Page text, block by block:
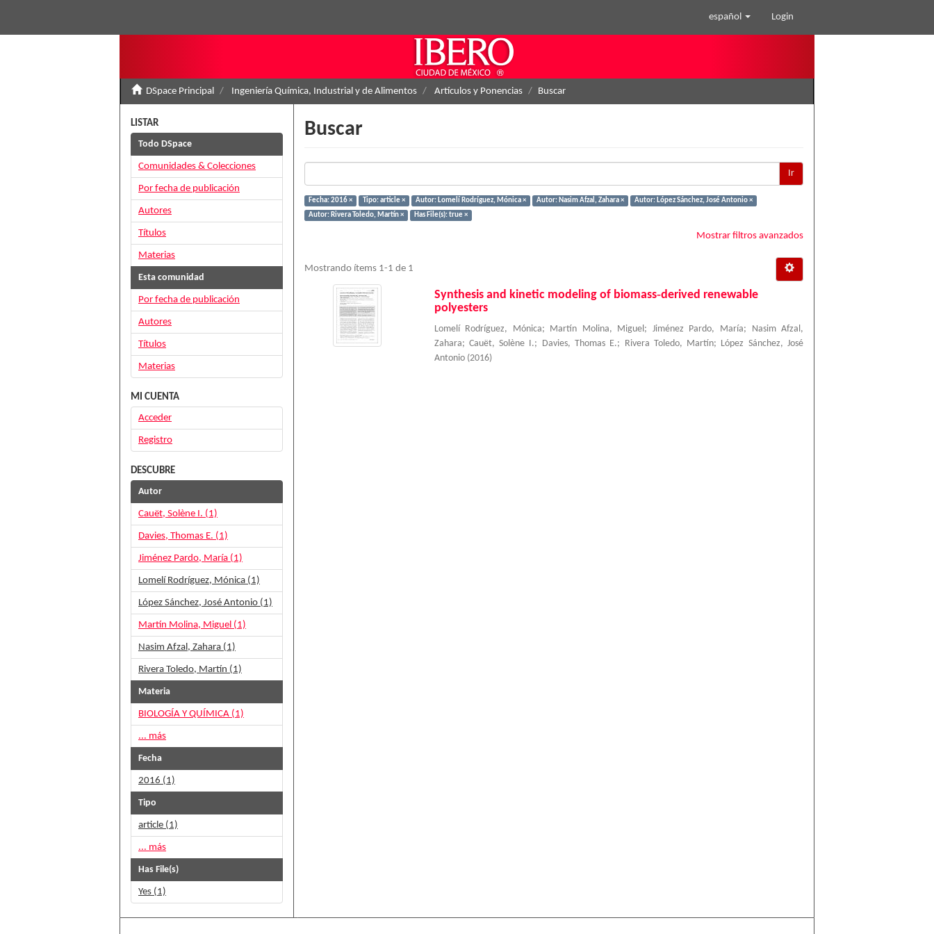
español Login
DSpace Principal Ingeniería Química, Industrial y de Alimentos Artículos y Ponencias Buscar
Buscar
Ir
Fecha: 2016 × Tipo: article × Autor: Lomelí Rodríguez, Mónica × Autor: Nasim Afzal, Zahara ×
Autor: López Sánchez, José Antonio ×
Autor: Rivera Toledo, Martín ×
Has File(s): true ×
Mostrar filtros avanzados
Mostrando ítems 1-1 de 1
Synthesis and kinetic modeling of biomass‐derived renewable
polyesters
Lomelí Rodríguez, Mónica; Martín Molina, Miguel ; Jiménez Pardo, María;
Nasim Afzal,
Zahara; Cauët, Solène I.; Davies, Thomas E.; Rivera Toledo, Martín;
López Sánchez, José
Antonio (2016)
LISTAR
Todo DSpace
Comunidades & Colecciones
Por fecha de publicación
Autores
Títulos
Materias
Esta comunidad
Por fecha de publicación
Autores
Títulos
Materias
MI CUENTA
Acceder
Registro
DESCUBRE
Autor
Cauët, Solène I. (1)
Davies, Thomas E. (1)
Jiménez Pardo, María (1)
Lomelí Rodríguez, Mónica (1)
López Sánchez, José Antonio (1)
Martín Molina, Miguel (1)
Nasim Afzal, Zahara (1)
Rivera Toledo, Martín (1)
Materia
BIOLOGÍA Y QUÍMICA (1)
... más
Fecha
2016 (1)
Tipo
article (1)
... más
Has File(s)
Yes (1)